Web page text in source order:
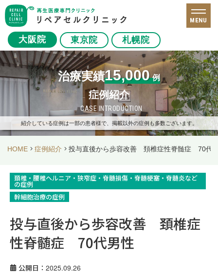
大阪院 東京院 札幌院
MENU
治療実績15,000 例
症例紹介
CASE INTRODUCTION
紹介している症例は一部の患者様で、掲載以外の症例も多数ございます。
HOME 症例紹介 投与直後から歩容改善 頚椎症性脊髄症 70代
頚椎・腰椎ヘルニア・狭窄症・脊髄損傷・脊髄梗塞・脊髄炎など
の症例
幹細胞治療の症例
投与直後から歩容改善 頚椎症
性脊髄症 70代男性
公開日：2025.09.26